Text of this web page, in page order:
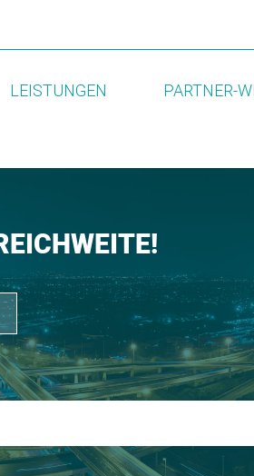
LEISTUNGEN PARTNER-